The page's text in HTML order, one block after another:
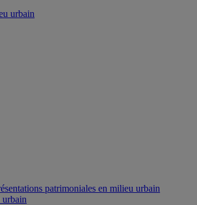
urbain
patrimoniales en milieu urbain
urbain